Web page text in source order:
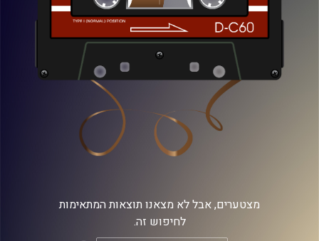
מצטערים, אבל לא מצאנו תוצאות המתאימות
לחיפוש זה.